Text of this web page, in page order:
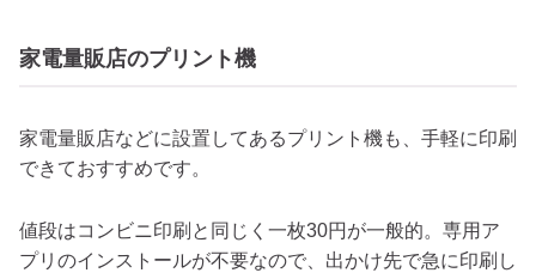
家電量販店のプリント機
家電量販店などに設置してあるプリント機も、手軽に印刷
できておすすめです。
値段はコンビニ印刷と同じく一枚30円が一般的。専用ア
プリのインストールが不要なので、出かけ先で急に印刷し